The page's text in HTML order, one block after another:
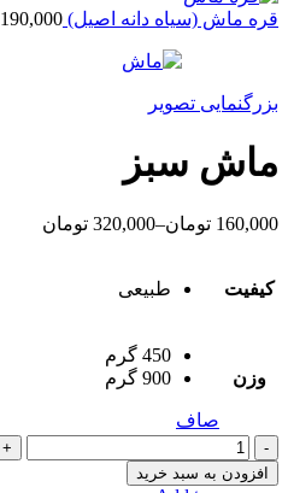
قره ماش (سیاه دانه اصیل) 190,000
بزرگنمایی تصویر
ماش سبز
160,000 تومان–
320,000 تومان
کیفیت طبیعی
وزن
450 گرم
900 گرم
صاف
ماش
سبز
افزودن به سبد خرید